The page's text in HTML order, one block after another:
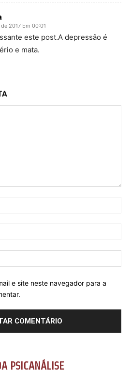
2017 Em 00:01
este post.A depressão é
e mata.
e site neste navegador para a
PSICANÁLISE